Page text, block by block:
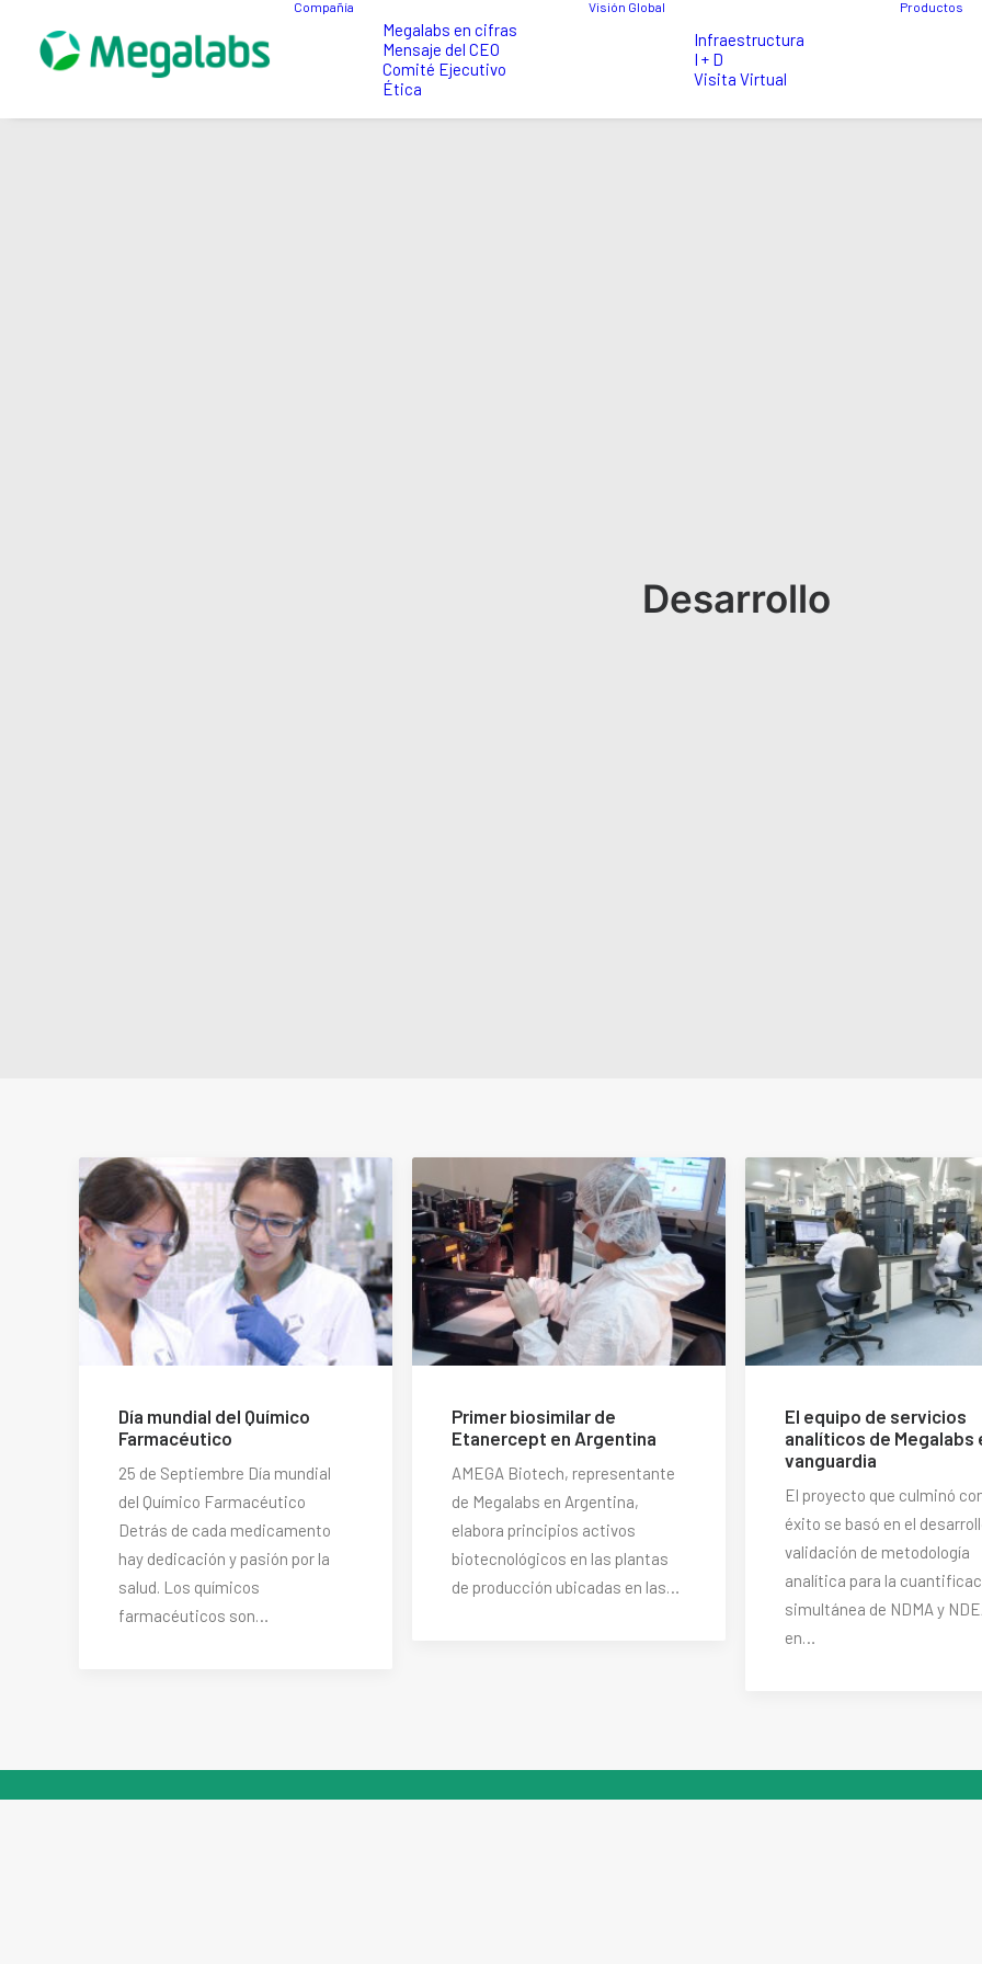
Compañía
Megalabs en cifras
Mensaje del CEO
Comité Ejecutivo
Ética
Visión Global
Infraestructura
I + D
Visita Virtual
Productos
Desarrollo
Día mundial del Químico
Farmacéutico
25 de Septiembre Día mundial
del Químico Farmacéutico
Detrás de cada medicamento
hay dedicación y pasión por la
salud. Los químicos
farmacéuticos son…
Primer biosimilar de
Etanercept en Argentina
AMEGA Biotech, representante
de Megalabs en Argentina,
elabora principios activos
biotecnológicos en las plantas
de producción ubicadas en las…
El equipo de servicios
analíticos de Megalabs
vanguardia
El proyecto que culminó
éxito se basó en el
validación de metodología
analítica para la
simultánea de NDMA y
en…